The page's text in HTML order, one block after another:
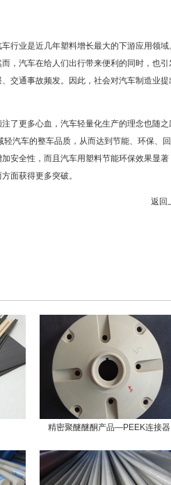
行业是近几年塑料增长最大的下游应用领域
，汽车在给人们出行带来便利的同时，也引
交通事故频发。因此，社会对汽车制造业提
了更多心血，汽车轻量化生产的理念也随之
汽车的整车品质，从而达到节能、环保、
安全性，而且汽车用塑料节能环保效果显著
面获得更多突破。
返回
精密聚醚醚酮产品—PEEK连接器